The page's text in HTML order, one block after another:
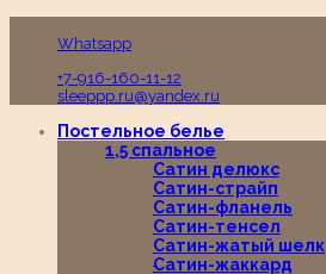
Whatsapp
+7-916-160-11-12
sleeppp.ru@yandex.ru
Постельное белье
1,5 спальное
Сатин делюкс
Сатин-страйп
Сатин-фланель
Сатин-тенсел
Сатин-жатый шелк
Сатин-жаккард